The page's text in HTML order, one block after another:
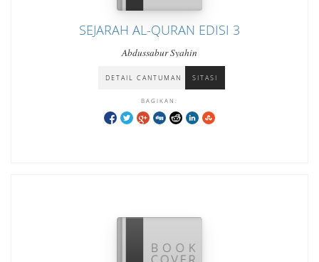
SEJARAH AL-QURAN EDISI 3
Abdussabur Syahin
DETAIL CANTUMAN SITASI
BAGIKAN: